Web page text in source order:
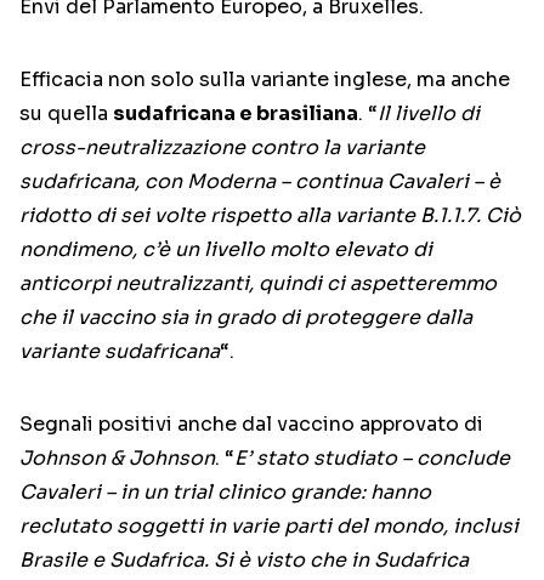
Envi del Parlamento Europeo, a Bruxelles.
Efficacia non solo sulla variante inglese, ma anche
su quella sudafricana e brasiliana. “Il livello di
cross-neutralizzazione contro la variante
sudafricana, con Moderna – continua Cavaleri – è
ridotto di sei volte rispetto alla variante B.1.1.7. Ciò
nondimeno, c’è un livello molto elevato di
anticorpi neutralizzanti, quindi ci aspetteremmo
che il vaccino sia in grado di proteggere dalla
variante sudafricana“.
Segnali positivi anche dal vaccino approvato di
Johnson & Johnson. “E’ stato studiato – conclude
Cavaleri – in un trial clinico grande: hanno
reclutato soggetti in varie parti del mondo, inclusi
Brasile e Sudafrica. Si è visto che in Sudafrica